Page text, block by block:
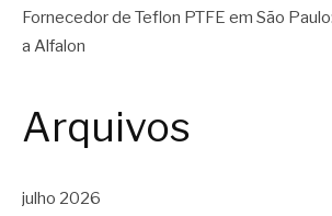
Fornecedor de Teflon PTFE em São
a Alfalon
Arquivos
julho 2026